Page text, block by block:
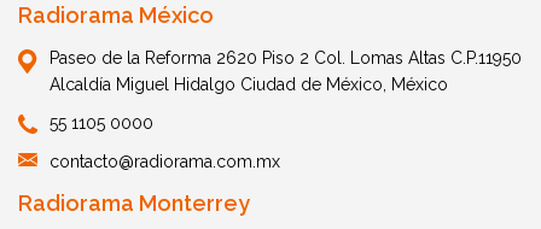
Radiorama México
Paseo de la Reforma 2620 Piso 2 Col. Lomas Altas C.P.11950
Alcaldía Miguel Hidalgo Ciudad de México, México
55 1105 0000
contacto@radiorama.com.mx
Radiorama Monterrey